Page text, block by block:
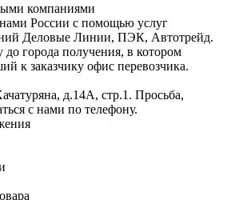
компаниями
России с помощью услуг
Деловые Линии, ПЭК, Автотрейд.
до города получения, в котором
к заказчику офис перевозчика.
д.14А, стр.1. Просьба,
с нами по телефону.